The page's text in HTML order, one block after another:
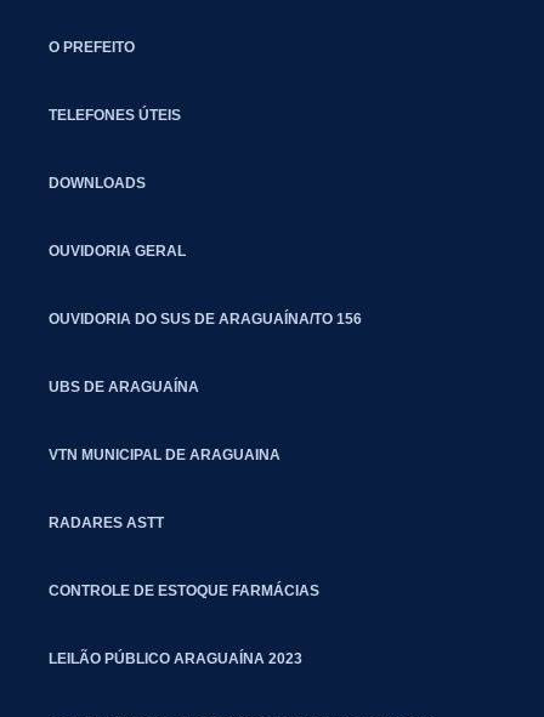
O PREFEITO
TELEFONES ÚTEIS
DOWNLOADS
OUVIDORIA GERAL
OUVIDORIA DO SUS DE ARAGUAÍNA/TO 156
UBS DE ARAGUAÍNA
VTN MUNICIPAL DE ARAGUAINA
RADARES ASTT
CONTROLE DE ESTOQUE FARMÁCIAS
LEILÃO PÚBLICO ARAGUAÍNA 2023